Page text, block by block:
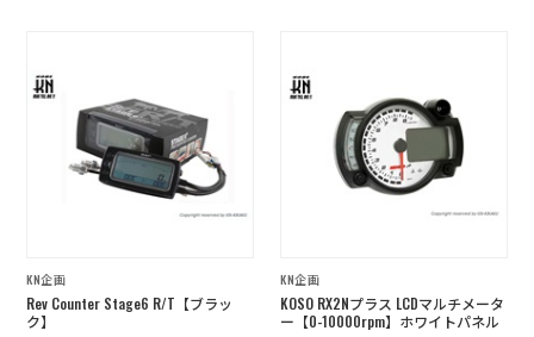
KN企画
Rev Counter Stage6 R/T【ブラッ
ク】
KN企画
KOSO RX2Nプラス LCDマルチメータ
ー【0-10000rpm】ホワイトパネル